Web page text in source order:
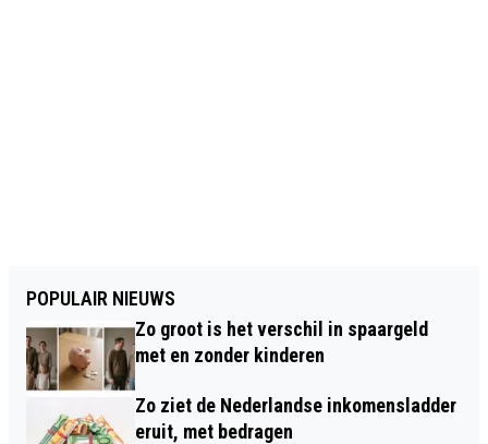
POPULAIR NIEUWS
Zo groot is het verschil in spaargeld
met en zonder kinderen
Zo ziet de Nederlandse inkomensladder
eruit, met bedragen